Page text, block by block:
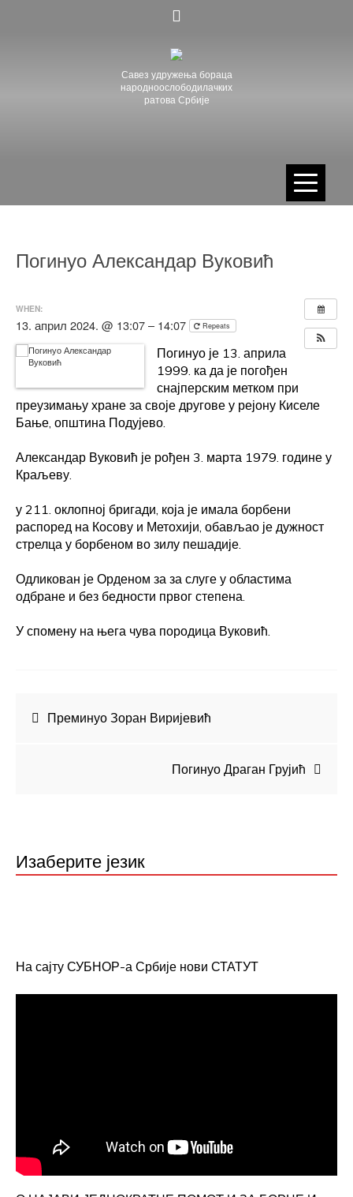
Савез удружења бораца
народноослободилачких
ратова Србије
Погинуо Александар Вуковић
WHEN:
13. април 2024. @ 13:07 – 14:07 Repeats
Погинуо је 13. априла
1999. ка да је погођен
снајперским метком при
преузимању хране за своје другове у рејону Киселе
Бање, општина Подујево.
Александар Вуковић је рођен 3. марта 1979. године у
Краљеву.
у 211. оклопној бригади, која је имала борбени
распоред на Косову и Метохији, обављао је дужност
стрелца у борбеном во зилу пешадије.
Одликован је Орденом за за слуге у областима
одбране и без бедности првог степена.
У спомену на њега чува породица Вуковић.
Кретање
Преминуо Зоран Виријевић
Погинуо Драган Грујић
Изаберите језик
На сајту СУБНОР-а Србије нови СТАТУТ